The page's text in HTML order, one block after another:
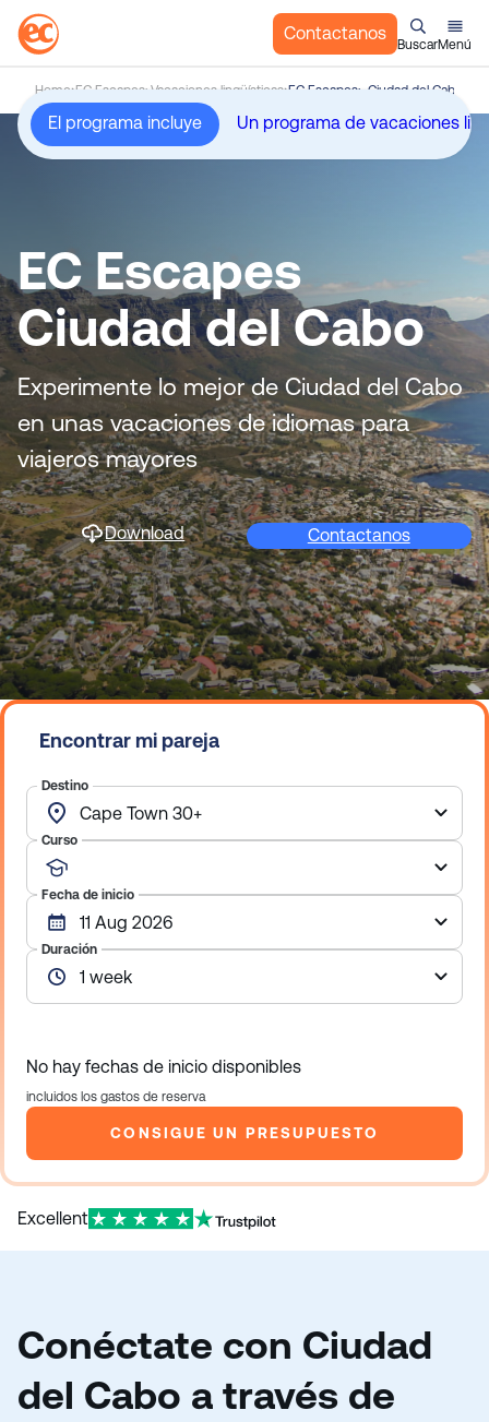
c
o
n
t
d
o
Contactanos
BuscarMenú
Home EC Escapes: Vacaciones lingüísticas EC Escapes: Ciudad del Cabo
EC Escapes
Ciudad del Cabo
Experimente lo mejor de Ciudad del Cabo
en unas vacaciones de idiomas para
viajeros mayores
Download Contactanos
Encontrar mi pareja
Destino
Curso
Fecha de inicio
Duración
No hay fechas de inicio disponibles
incluidos los gastos de reserva
CONSIGUE UN PRESUPUESTO
Excellent
Conéctate con Ciudad
del Cabo a través de
El programa incluye